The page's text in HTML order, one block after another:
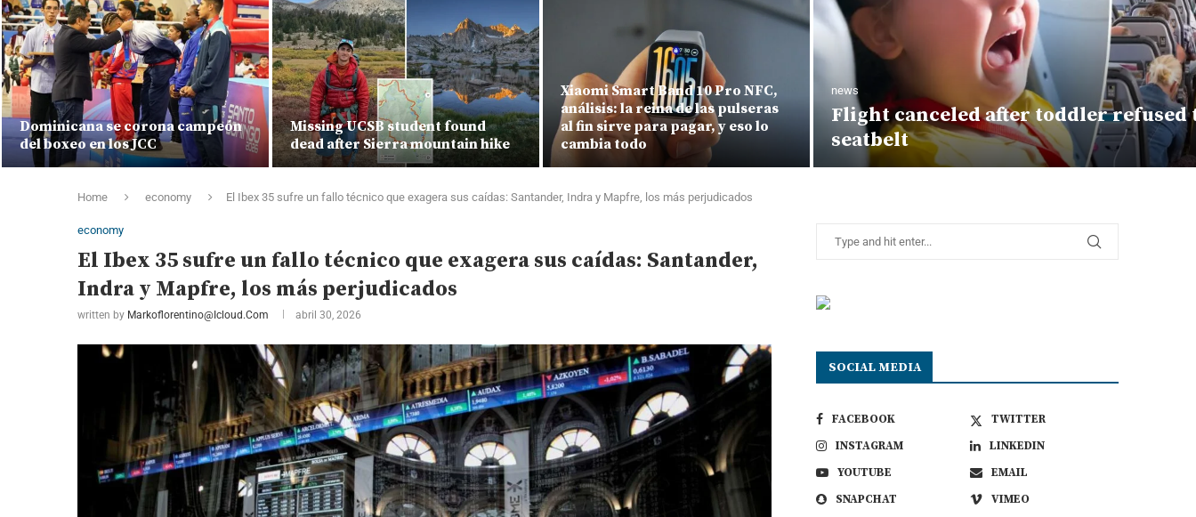
Dominicana se corona campeón
del boxeo en los JCC
Missing UCSB student found
dead after Sierra mountain hike
Xiaomi Smart Band 10 Pro NFC,
análisis: la reina de las pulseras
al fin sirve para pagar, y eso lo
cambia todo
news
Flight canceled after toddler refused
seatbelt
Home economy El Ibex 35 sufre un fallo técnico que exagera sus caídas: Santander, Indra y Mapfre, los más perjudicados
economy
El Ibex 35 sufre un fallo técnico que exagera sus caídas: Santander,
Indra y Mapfre, los más perjudicados
written by Markoflorentino@icloud.com abril 30, 2026
SOCIAL MEDIA
FACEBOOK
TWITTER
INSTAGRAM
LINKEDIN
YOUTUBE
EMAIL
SNAPCHAT
VIMEO